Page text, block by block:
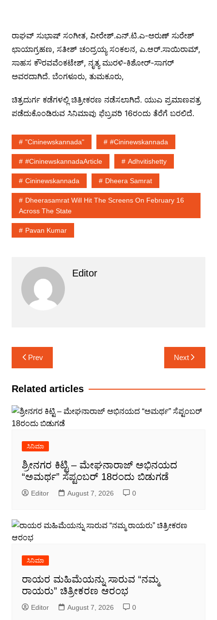
ರಾಘವ್ ಸುಭಾಷ್ ಸಂಗೀತ, ವೀರೇಶ್.ಎನ್.ಟಿ.ಎ-ಅರುಣ್ ಸುರೇಶ್
ಛಾಯಾಗ್ರಹಣ, ಸತೀಶ್ ಚಂದ್ರಯ್ಯ ಸಂಕಲನ, ಎ.ಆರ್.ಸಾಯಿರಾಮ್,
ಸಾಹಸ ಕೌರವವೆಂಕಟೇಶ್, ನೃತ್ಯ ಮುರಳಿ-ಕಿಶೋರ್-ಸಾಗರ್
ಅವರದಾಗಿದೆ. ಬೆಂಗಳೂರು, ತುಮಕೂರು,
ಚಿತ್ರದುರ್ಗ ಕಡೆಗಳಲ್ಲಿ ಚಿತ್ರೀಕರಣ ನಡೆಸಲಾಗಿದೆ. ಯುಎ ಪ್ರಮಾಣಪತ್ರ
ಪಡೆದುಕೊಂಡಿರುವ ಸಿನಿಮಾವು ಫೆಬ್ರವರಿ 16ರಂದು ತೆರೆಗೆ ಬರಲಿದೆ.
"cininewskannada" #cininewskannada
#cininewskannadaArticle Adhvitishetty
Cininewskannada Dheera Samrat
Dheerasamrat Will Hit The Screens On February 16
Across The State
Pavan Kumar
Editor
Post
navigation
Prev Next
Related articles
ಸಿನಿಮಾ
ಶ್ರೀನಗರ ಕಿಟ್ಟಿ – ಮೇಘನಾರಾಜ್ ಅಭಿನಯದ
“ಅಮರ್ಥ” ಸೆಪ್ಟಂಬರ್ 18ರಂದು ಬಿಡುಗಡೆ
Editor August 7, 2026 0
ಸಿನಿಮಾ
ರಾಯರ ಮಹಿಮೆಯನ್ನು ಸಾರುವ “ನಮ್ಮ
ರಾಯರು” ಚಿತ್ರೀಕರಣ ಆರಂಭ
Editor August 7, 2026 0